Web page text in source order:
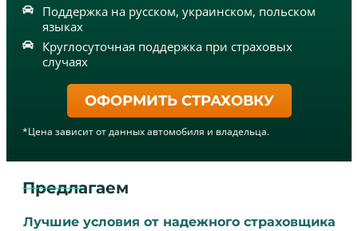
Поддержка на русском, украинском, польском
языках
Круглосуточная поддержка при страховых
случаях
ОФОРМИТЬ СТРАХОВКУ
*Цена зависит от данных автомобиля и владельца.
Предлагаем
Лучшие условия от надежного страховщика